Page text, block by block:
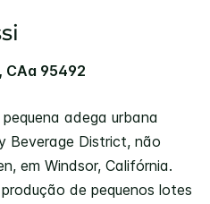
CAa 95492
adega urbana
Beverage District, não
em Windsor, Califórnia.
de pequenos lotes